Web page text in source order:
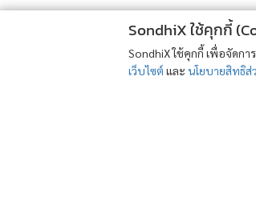
SondhiX ใช้คุกกี้
SondhiX ใช้คุกกี้ เพื่อจัด
เว็บไซต์ และ นโยบายสิทธิ